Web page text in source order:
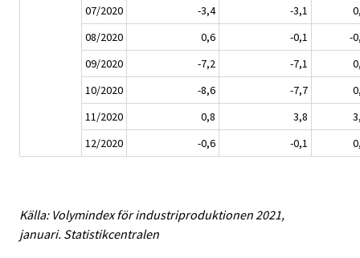
07/2020 -3,4 -3,1
08/2020
0,6 -0,1
-
09/2020
-7,2 -7,1
10/2020
-8,6 -7,7
11/2020
0,8 3,8
12/2020
-0,6 -0,1
Källa: Volymindex för industriproduktionen 2021,
januari. Statistikcentralen